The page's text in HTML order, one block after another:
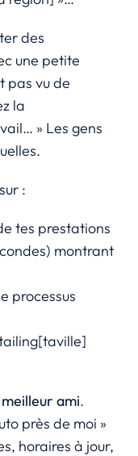
des
une petite
pas vu de
la
» Les gens
:
tes prestations
montrant
processus
meilleur ami.
près de moi »
horaires à jour,